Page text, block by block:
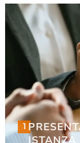
1
ISTANZA
1
ISTANZA